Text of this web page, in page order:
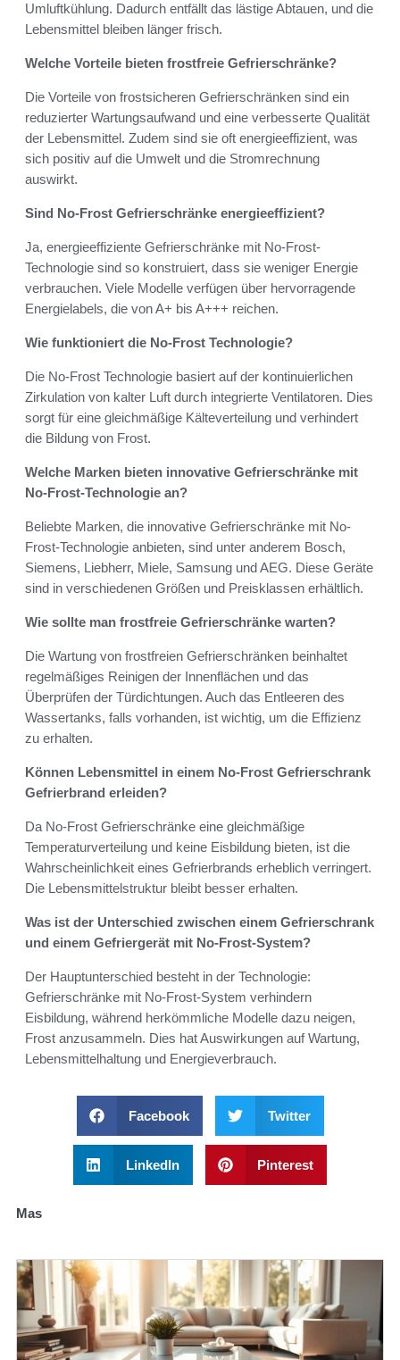
Umluftkühlung. Dadurch entfällt das lästige Abtauen, und die
Lebensmittel bleiben länger frisch.
Welche Vorteile bieten frostfreie Gefrierschränke?
Die Vorteile von frostsicheren Gefrierschränken sind ein
reduzierter Wartungsaufwand und eine verbesserte Qualität
der Lebensmittel. Zudem sind sie oft energieeffizient, was
sich positiv auf die Umwelt und die Stromrechnung
auswirkt.
Sind No-Frost Gefrierschränke energieeffizient?
Ja, energieeffiziente Gefrierschränke mit No-Frost-
Technologie sind so konstruiert, dass sie weniger Energie
verbrauchen. Viele Modelle verfügen über hervorragende
Energielabels, die von A+ bis A+++ reichen.
Wie funktioniert die No-Frost Technologie?
Die No-Frost Technologie basiert auf der kontinuierlichen
Zirkulation von kalter Luft durch integrierte Ventilatoren. Dies
sorgt für eine gleichmäßige Kälteverteilung und verhindert
die Bildung von Frost.
Welche Marken bieten innovative Gefrierschränke mit
No-Frost-Technologie an?
Beliebte Marken, die innovative Gefrierschränke mit No-
Frost-Technologie anbieten, sind unter anderem Bosch,
Siemens, Liebherr, Miele, Samsung und AEG. Diese Geräte
sind in verschiedenen Größen und Preisklassen erhältlich.
Wie sollte man frostfreie Gefrierschränke warten?
Die Wartung von frostfreien Gefrierschränken beinhaltet
regelmäßiges Reinigen der Innenflächen und das
Überprüfen der Türdichtungen. Auch das Entleeren des
Wassertanks, falls vorhanden, ist wichtig, um die Effizienz
zu erhalten.
Können Lebensmittel in einem No-Frost Gefrierschrank
Gefrierbrand erleiden?
Da No-Frost Gefrierschränke eine gleichmäßige
Temperaturverteilung und keine Eisbildung bieten, ist die
Wahrscheinlichkeit eines Gefrierbrands erheblich verringert.
Die Lebensmittelstruktur bleibt besser erhalten.
Was ist der Unterschied zwischen einem Gefrierschrank
und einem Gefriergerät mit No-Frost-System?
Der Hauptunterschied besteht in der Technologie:
Gefrierschränke mit No-Frost-System verhindern
Eisbildung, während herkömmliche Modelle dazu neigen,
Frost anzusammeln. Dies hat Auswirkungen auf Wartung,
Lebensmittelhaltung und Energieverbrauch.
Facebook Twitter
LinkedIn Pinterest
Mas